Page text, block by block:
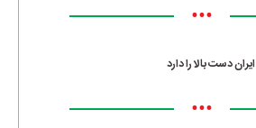
•••
ایران دست بالا را دارد
•••